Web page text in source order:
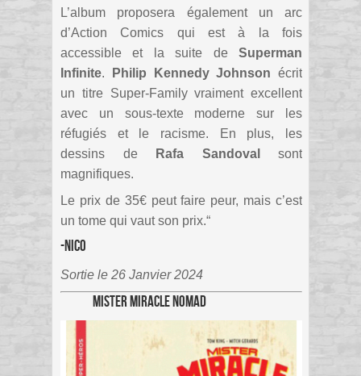
L’album proposera également un arc
d’Action Comics qui est à la fois
accessible et la suite de Superman
Infinite. Philip Kennedy Johnson écrit
un titre Super-Family vraiment excellent
avec un sous-texte moderne sur les
réfugiés et le racisme. En plus, les
dessins deRafa Sandoval
sont
magnifiques.
Le prix de 35€ peut faire peur, mais c’est
un tome qui vaut son prix.“
-Nico
Sortie le 26 Janvier 2024
Mister Miracle Nomad